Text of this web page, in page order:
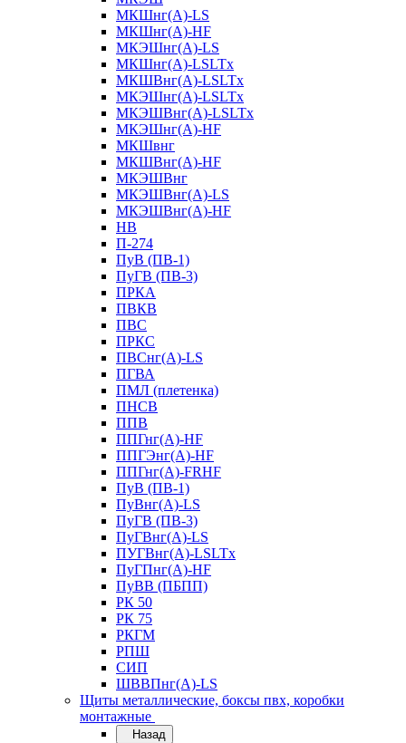
МКШнг(А)-LS
МКШнг(А)-HF
МКЭШнг(А)-LS
МКШнг(А)-LSLTx
МКШВнг(A)-LSLTx
МКЭШнг(А)-LSLTx
МКЭШВнг(A)-LSLTx
МКЭШнг(А)-HF
МКШвнг
МКШВнг(А)-HF
МКЭШВнг
МКЭШВнг(А)-LS
МКЭШВнг(А)-HF
НВ
П-274
ПуВ (ПВ-1)
ПуГВ (ПВ-3)
ПРКА
ПВКВ
ПВС
ПРКС
ПВСнг(А)-LS
ПГВА
ПМЛ (плетенка)
ПНСВ
ППВ
ППГнг(А)-HF
ППГЭнг(А)-HF
ППГнг(А)-FRHF
ПуВ (ПВ-1)
ПуВнг(А)-LS
ПуГВ (ПВ-3)
ПуГВнг(А)-LS
ПУГВнг(А)-LSLTx
ПуГПнг(А)-HF
ПуВВ (ПБПП)
РК 50
РК 75
РКГМ
РПШ
СИП
ШВВПнг(А)-LS
Щиты металлические, боксы пвх, коробки
монтажные
Назад